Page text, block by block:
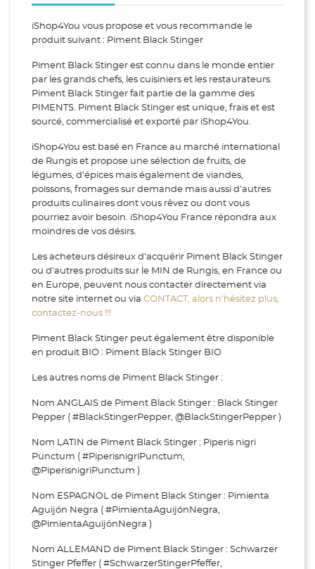
iShop4You vous propose et vous recommande le
produit suivant : Piment Black Stinger
Piment Black Stinger est connu dans le monde entier
par les grands chefs, les cuisiniers et les restaurateurs.
Piment Black Stinger fait partie de la gamme des
PIMENTS. Piment Black Stinger est unique, frais et est
sourcé, commercialisé et exporté par iShop4You.
iShop4You est basé en France au marché international
de Rungis et propose une sélection de fruits, de
légumes, d’épices mais également de viandes,
poissons, fromages sur demande mais aussi d’autres
produits culinaires dont vous rêvez ou dont vous
pourriez avoir besoin. iShop4You France répondra aux
moindres de vos désirs.
Les acheteurs désireux d'acquérir Piment Black Stinger
ou d’autres produits sur le MIN de Rungis, en France ou
en Europe, peuvent nous contacter directement via
notre site internet ou via CONTACT, alors n’hésitez plus,
contactez-nous !!!
Piment Black Stinger peut également être disponible
en produit BIO : Piment Black Stinger BIO
Les autres noms de Piment Black Stinger :
Nom ANGLAIS de Piment Black Stinger : Black Stinger
Pepper ( #BlackStingerPepper, @BlackStingerPepper )
Nom LATIN de Piment Black Stinger : Piperis nigri
Punctum ( #PiperisnigriPunctum,
@PiperisnigriPunctum )
Nom ESPAGNOL de Piment Black Stinger : Pimienta
Aguijón Negra ( #PimientaAguijónNegra,
@PimientaAguijónNegra )
Nom ALLEMAND de Piment Black Stinger : Schwarzer
Stinger Pfeffer ( #SchwarzerStingerPfeffer,